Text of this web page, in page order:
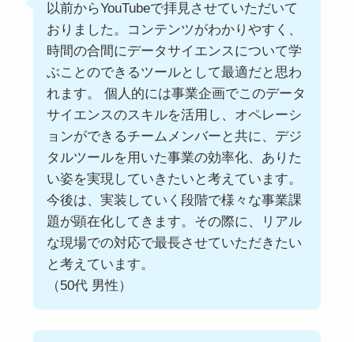
以前からYouTubeで拝見させていただいて
おりました。コンテンツがわかりやすく、
時間の合間にデータサイエンスについて学
ぶことのできるツールとして最適だと思わ
れます。 個人的には事業企画でこのデータ
サイエンスのスキルを活用し、オペレーシ
ョンができるチームメンバーと共に、デジ
タルツールを用いた事業の効率化、ありた
い姿を実現していきたいと考えています。
今後は、実装していく段階で様々な事業課
題が顕在化してきます。その際に、リアル
な現場での対応で最長させていただきたい
と考えています。
（50代 男性）